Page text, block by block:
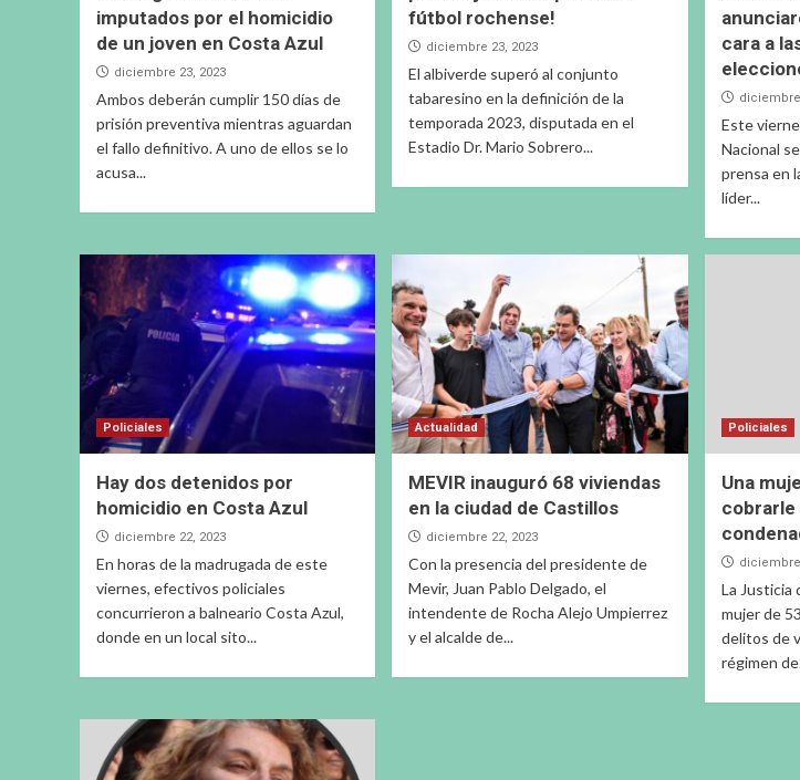
imputados por el homicidio
de un joven en Costa Azul
diciembre 23, 2023
Ambos deberán cumplir 150 días de
prisión preventiva mientras aguardan
el fallo definitivo. A uno de ellos se lo
acusa...
fútbol rochense!
diciembre 23, 2023
El albiverde superó al conjunto
tabaresino en la definición de la
temporada 2023, disputada en el
Estadio Dr. Mario Sobrero...
cara a
diciembre
Este
Nacional
prensa en
líder...
Policiales
Hay dos detenidos por
homicidio en Costa Azul
diciembre 22, 2023
En horas de la madrugada de este
viernes, efectivos policiales
concurrieron a balneario Costa Azul,
donde en un local sito...
Actualidad
MEVIR inauguró 68 viviendas
en la ciudad de Castillos
diciembre 22, 2023
Con la presencia del presidente de
Mevir, Juan Pablo Delgado, el
intendente de Rocha Alejo Umpierrez
y el alcalde de...
Policiales
Una
cobrarle
diciembre
La Justicia
mujer de
delitos de
régimen